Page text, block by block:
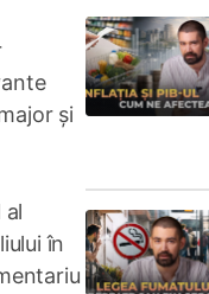
și
al
în